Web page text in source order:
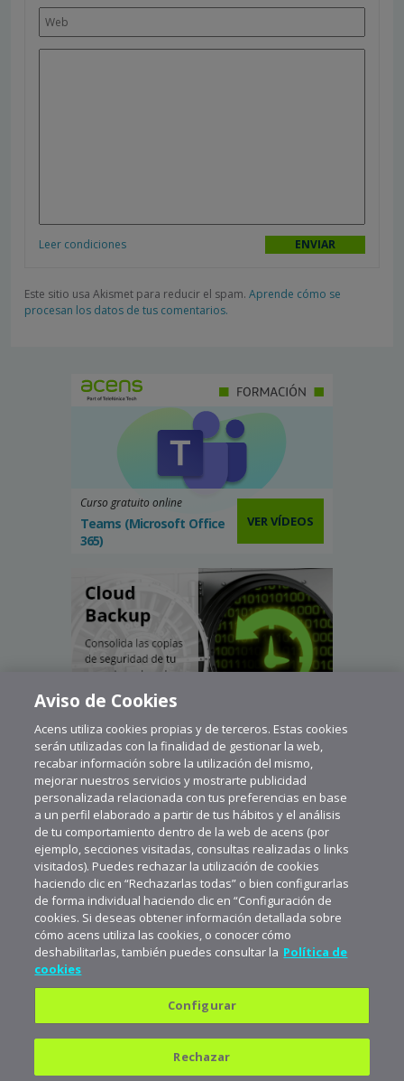
Leer condiciones
Este sitio usa Akismet para reducir el spam. Aprende cómo se
procesan los datos de tus comentarios.
Curso gratuito online
Teams (Microsoft Office
365)
VER VÍDEOS
Política de privacidad
Aviso legal
Aviso de Cookies
Acens utiliza cookies propias y de terceros. Estas cookies
serán utilizadas con la finalidad de gestionar la web,
recabar información sobre la utilización del mismo,
mejorar nuestros servicios y mostrarte publicidad
personalizada relacionada con tus preferencias en base
a un perfil elaborado a partir de tus hábitos y el análisis
de tu comportamiento dentro de la web de acens (por
ejemplo, secciones visitadas, consultas realizadas o links
visitados). Puedes rechazar la utilización de cookies
haciendo clic en “Rechazarlas todas” o bien configurarlas
de forma individual haciendo clic en “Configuración de
cookies. Si deseas obtener información detallada sobre
cómo acens utiliza las cookies, o conocer cómo
deshabilitarlas, también puedes consultar la Política de
cookies
Configurar
Rechazar